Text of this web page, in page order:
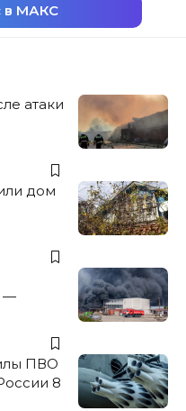
в МАКС
атаки
дом
ПВО
8